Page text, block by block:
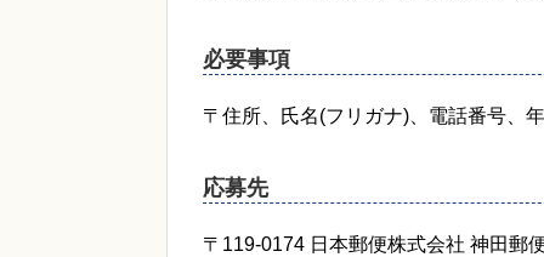
必要事項
〒住所、氏名(フリガナ)、電話番号、
応募先
〒119-0174 日本郵便株式会社 神田郵